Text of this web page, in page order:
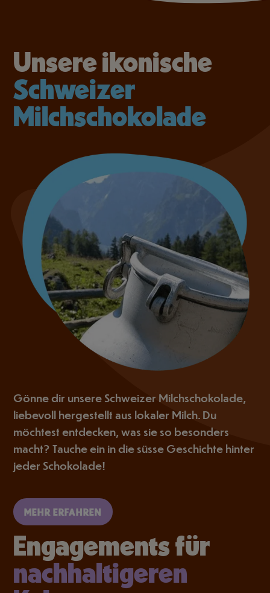
Unsere ikonische
Schweizer
Milchschokolade
Gönne dir unsere Schweizer Milchschokolade,
liebevoll hergestellt aus lokaler Milch. Du
möchtest entdecken, was sie so besonders
macht? Tauche ein in die süsse Geschichte hinter
jeder Schokolade!
MEHR ERFAHREN
Engagements für
nachhaltigeren